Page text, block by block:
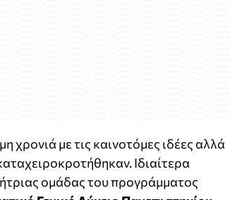
με τις καινοτόμες ιδέες αλλά
Ιδιαίτερα
ομάδας του προγράμματος